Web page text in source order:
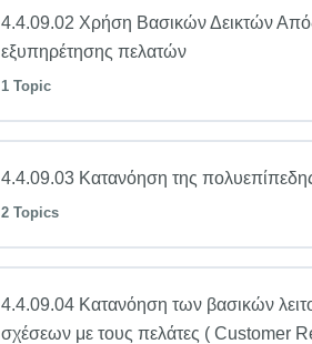
4.4.09.02 Χρήση Βασικών Δεικτών
εξυπηρέτησης πελατών
1 Topic
4.4.09.03 Κατανόηση της
2 Topics
4.4.09.04 Κατανόηση των βασικών
σχέσεων με τους πελάτες ( Customer